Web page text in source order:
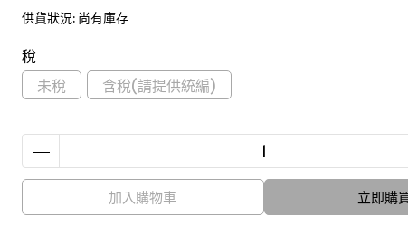
供貨狀況: 尚有庫存
稅
未稅
含稅(請提供統編)
加入購物車 立即購